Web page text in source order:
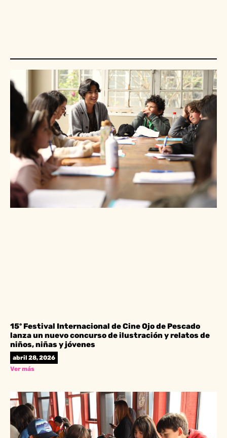
15º Festival Internacional de Cine Ojo de Pescado
lanza un nuevo concurso de ilustración y relatos de
niños, niñas y jóvenes
abril 28, 2026
Ver más